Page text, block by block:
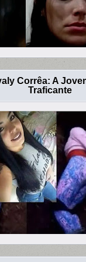
Corrêa: A
Traficante